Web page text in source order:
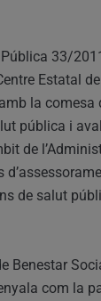
33/
Estatal
la comesa
pública i
de
de salut
Benestar
com la